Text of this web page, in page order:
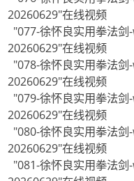
20260629"在线视频
"077-徐怀良实用拳法
20260629"在线视频
"078-徐怀良实用拳法
20260629"在线视频
"079-徐怀良实用拳法
20260629"在线视频
"080-徐怀良实用拳法
20260629"在线视频
"081-徐怀良实用拳法